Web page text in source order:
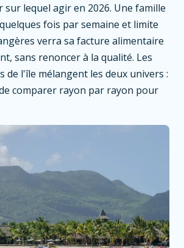
sur lequel agir en 2026. Une famille
fois par semaine et limite
verra sa facture alimentaire
sans renoncer à la qualité. Les
de l'île mélangent les deux univers :
comparer rayon par rayon pour